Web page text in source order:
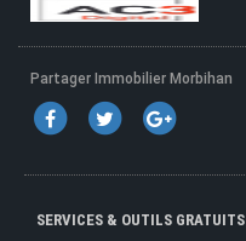
Partager Immobilier Morbihan
SERVICES & OUTILS GRATUITS